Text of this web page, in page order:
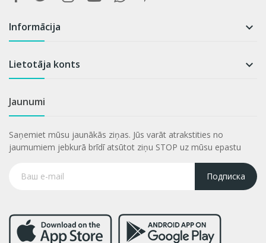
Informācija 
Lietotāja konts 
Jaunumi
Saņemiet mūsu jaunākās ziņas. Jūs varāt atrakstities no
jaumumiem jebkurā brīdī atsūtot ziņu STOP uz mūsu epastu
Подписка